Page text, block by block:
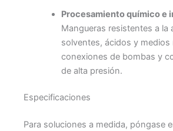
Procesamiento químico e
Mangueras resistentes a la
solventes, ácidos y medios
conexiones de bombas y
de alta presión.
Especificaciones
Para soluciones a medida, póngase